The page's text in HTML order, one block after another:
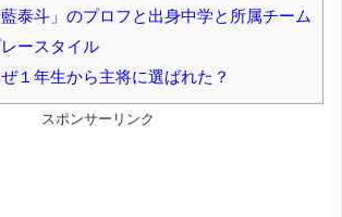
泰斗」のプロフと出身中学と所属チーム
ースタイル
１年生から主将に選ばれた？
スポンサーリンク